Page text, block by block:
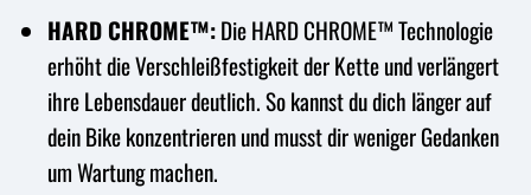
HARD CHROME™:Die HARD CHROME™ Technologie
erhöht die Verschleißfestigkeit der Kette und verlängert
ihre Lebensdauer deutlich. So kannst du dich länger auf
dein Bike konzentrieren und musst dir weniger Gedanken
um Wartung machen.